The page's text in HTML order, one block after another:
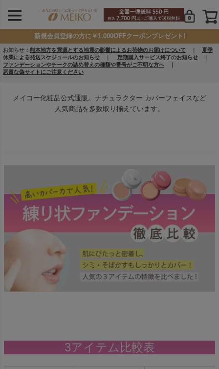
新規会員登録の方に￥1,000OFFクーポンプレゼント!
お知らせ： 熊本地方を震源とする地震の影響によるお荷物のお届けについて
夏季
休業による発送スケジュールのお知らせ
定期購入サービス終了のお知らせ
ファンデーションやチークの詰め替えの種類や番号がご不明な方へ
悪質な偽サイトにご注意ください
メイコー化粧品公式通販。ナチュラクター カバーフェイスなど
人気商品を多数取り揃えています。
3アイテム比較表